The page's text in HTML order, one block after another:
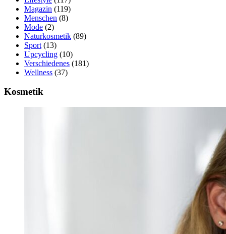
Magazin (119)
Menschen (8)
Mode (2)
Naturkosmetik (89)
Sport (13)
Upcycling (10)
Verschiedenes (181)
Wellness (37)
Kosmetik